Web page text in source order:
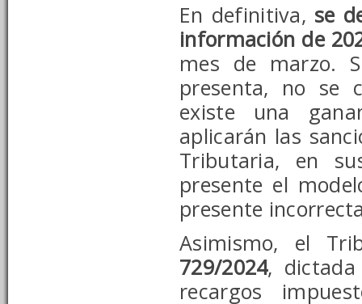
En definitiva, se
información de
mes de marzo.
presenta, no se
existe una
aplicarán las
Tributaria, en
presente el
presente
Asimismo, el
729/2024,
recargos